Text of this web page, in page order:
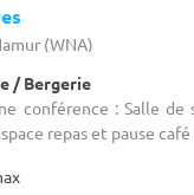
(WNA)
/ Bergerie
conférence : Salle de
repas et pause café